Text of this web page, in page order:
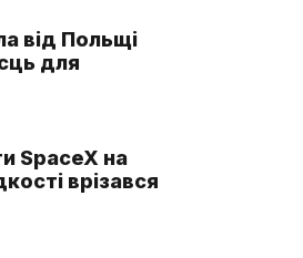
від Польщі
для
SpaceX на
врізався